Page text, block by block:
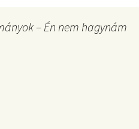
– Én nem hagynám